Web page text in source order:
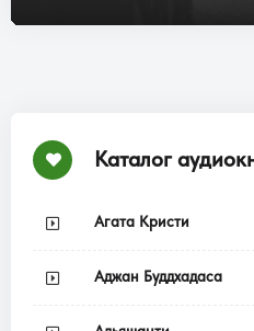
Каталог
Агата Кристи
Аджан Буддхадаса